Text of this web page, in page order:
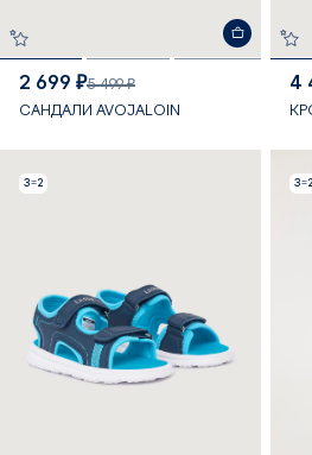
2 699 ₽5 499 ₽
САНДАЛИ AVOJALOIN
4
3=2 3=2